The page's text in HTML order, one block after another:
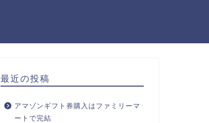
最近の投稿
アマゾンギフト券購入はファミリーマ
ートで完結